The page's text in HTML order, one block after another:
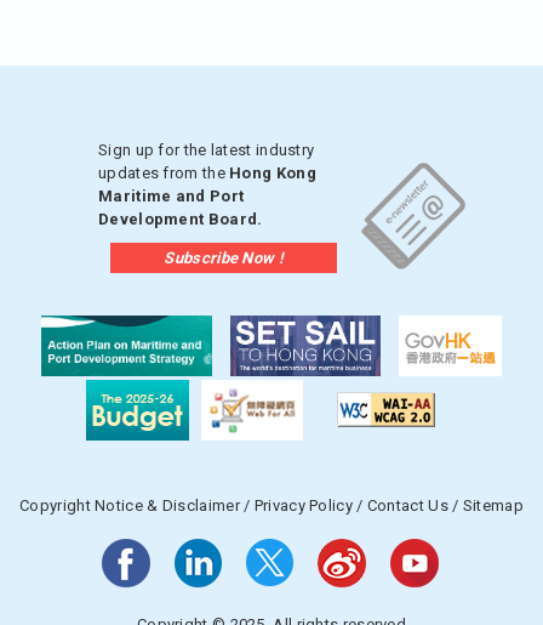
Sign up for the latest industry
updates from the Hong Kong
Maritime and Port
Development Board.
Subscribe Now !
Copyright Notice & Disclaimer/ Privacy Policy/ Contact Us/ Sitemap